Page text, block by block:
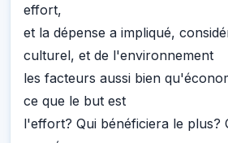
effort,
et la dépense a impliqué,
culturel, et de l'environnement
les facteurs aussi bien
ce que le but est
l'effort? Qui bénéficiera le plus?